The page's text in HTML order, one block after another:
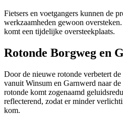
Fietsers en voetgangers kunnen de
werkzaamheden gewoon
komt een tijdelijke oversteekplaats.
Rotonde Borgweg en
Door de nieuwe rotonde verbetert
vanuit Winsum en Garnwerd naar
rotonde komt zogenaamd
reflecterend, zodat er minder
kom.